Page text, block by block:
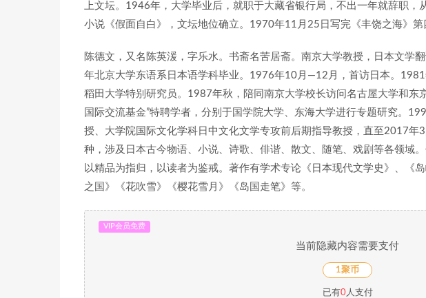
上文坛。1946年，大学毕业后，就职于大藏省银行局，不出一年就辞职，
小说《假面自白》，文坛地位确立。1970年11月25日写完《丰饶之海》第
陈德文，又名陈英湲，字乐水。书斋名苦居斋。南京大学教授，日本文学
年北京大学东语系日本语学科毕业。1976年10月—12月，首访日本。
稻田大学特别研究员。1987年秋，陪同南京大学校长访问名古屋大学和东
国际交流基金”特聘学者，分别于国学院大学、东海大学进行专题研究。
授、大学院国际文化学科日中文化文学专攻前后期指导教授，直至2017年
种，涉及日本古今物语、小说、诗歌、俳谐、散文、随笔、戏剧等各领域
以精品为指归，以读者为鉴戒。著作有学术专论《日本现代文学史》、《
之国》《花吹雪》《樱花雪月》《岛国走笔》等。
VIP会员免费
当前隐藏内容需要支付
1聚币
已有0人支付